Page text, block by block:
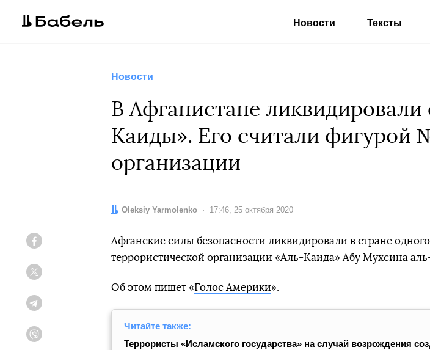
Новости Тексты
Новости
В Афганистане
Каиды». Его считали фигурой
организации
Автор:
Oleksiy Yarmolenko Дата:
17:46, 25 октября 2020
Афганские силы безопасности ликвидировали в стране
террористической организации «Аль-Каида» Абу Мухсина
Об этом пишет «Голос Америки».
Читайте также:
Террористы «Исламского государства» на случай возрождения